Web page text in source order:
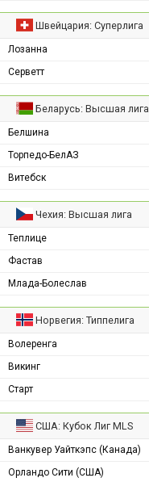
Швейцария: Суперлига
Лозанна
Серветт
Беларусь: Высшая лига
Белшина
Торпедо-БелАЗ
Витебск
Чехия: Высшая лига
Теплице
Фастав
Млада-Болеслав
Норвегия: Типпелига
Волеренга
Викинг
Старт
США: Кубок Лиг MLS
Ванкувер Уайткэпс (Канада)
Орландо Сити (США)